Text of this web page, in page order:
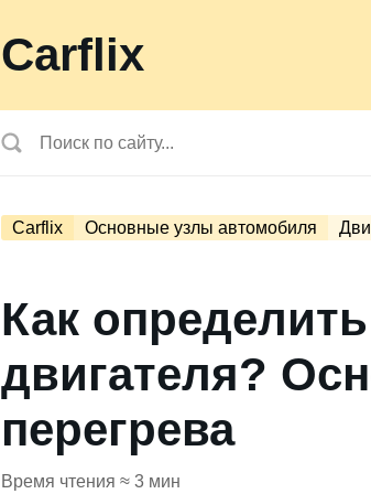
Carflix
Carflix Основные узлы автомобиля
Как
двигателя?
перегрева
Время чтения ≈ 3 мин